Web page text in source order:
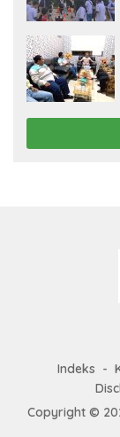
Indeks
Copyright ©